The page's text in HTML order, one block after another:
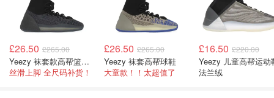
£26.50 £265.00
Yeezy 袜套款高帮篮球鞋
丝滑上脚 全尺码补货！
£26.50 £265.00
Yeezy 袜套高帮球鞋
大童款！！太超值了
£16.50 £220.00
Yeezy 儿童高帮运动鞋
法兰绒